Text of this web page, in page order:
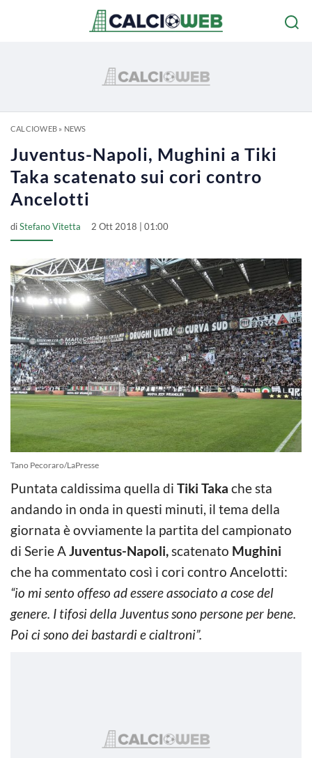
CALCIOWEB» NEWS
Juventus-Napoli, Mughini a Tiki
Taka scatenato sui cori contro
Ancelotti
diStefano Vitetta 2 Ott 2018 | 01:00
Tano Pecoraro/LaPresse
Puntata caldissima quella di Tiki Taka che sta
andando in onda in questi minuti, il tema della
giornata è ovviamente la partita del campionato
di Serie AJuventus-Napoli,scatenato Mughini
che ha commentato così i cori contro Ancelotti:
“io mi sento offeso ad essere associato a cose del
genere. I tifosi della Juventus sono persone per bene.
Poi ci sono dei bastardi e cialtroni”.